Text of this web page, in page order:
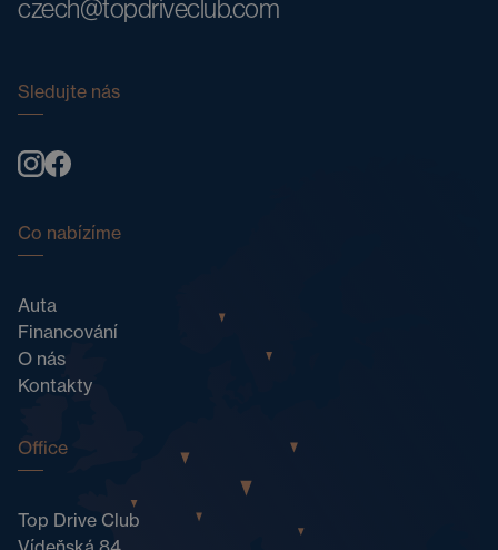
czech@topdriveclub.com
Sledujte nás
Co nabízíme
Auta
Financování
O nás
Kontakty
Office
Top Drive Club